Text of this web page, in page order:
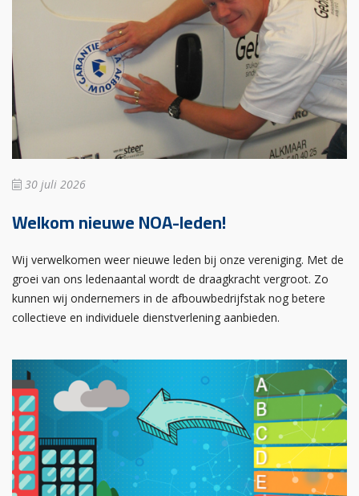
30 juli 2026
Welkom nieuwe NOA-leden!
Wij verwelkomen weer nieuwe leden bij onze vereniging. Met de
groei van ons ledenaantal wordt de draagkracht vergroot. Zo
kunnen wij ondernemers in de afbouwbedrijfstak nog betere
collectieve en individuele dienstverlening aanbieden.